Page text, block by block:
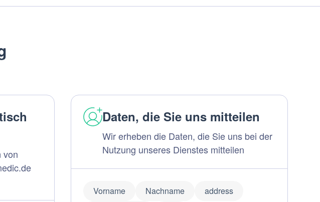
von
Daten, die Sie uns mitteilen
Wir erheben die Daten, die Sie uns bei der
Nutzung unseres Dienstes mitteilen
Vorname Nachname
address